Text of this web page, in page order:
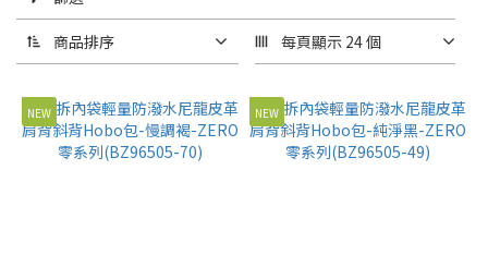
篩
選
(0/20)
價格
(NT$)
商品排序 每頁顯示 24 個
NEW NEW